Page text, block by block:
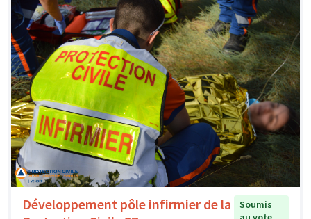
Développement pôle infirmier de la
Soumis